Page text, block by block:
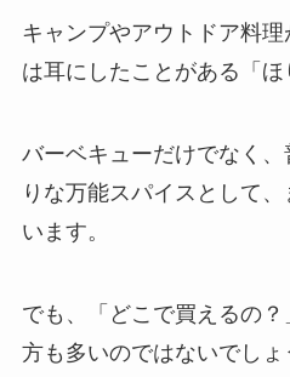
キャンプやアウトドア料
は耳にしたことがある「ほ
バーベキューだけでなく
りな万能スパイスとして
います。
でも、「どこで買えるの
方も多いのではないでしょ